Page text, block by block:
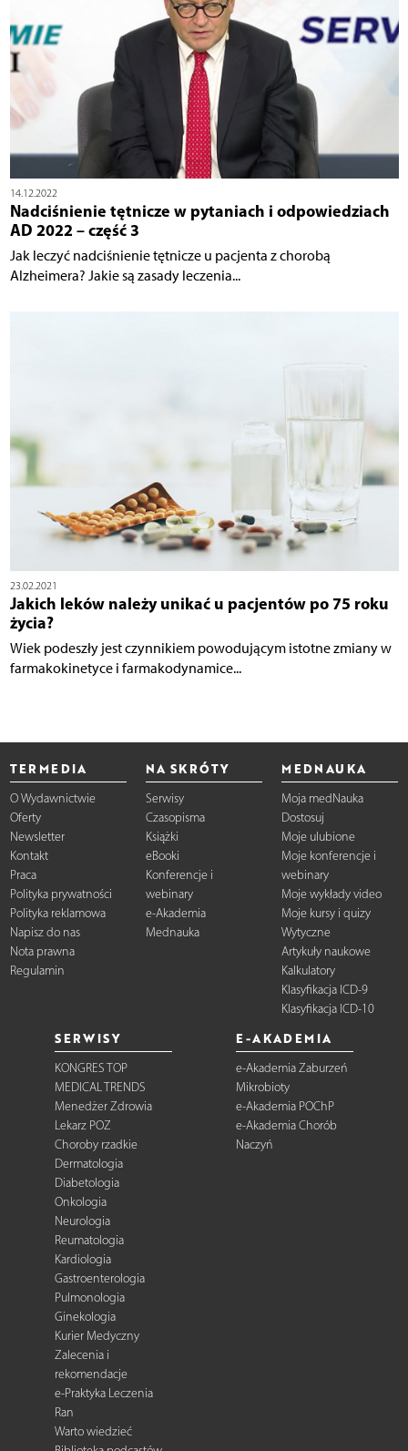
14.12.2022
Nadciśnienie tętnicze w pytaniach i odpowiedziach
AD 2022 – część 3
Jak leczyć nadciśnienie tętnicze u pacjenta z chorobą
Alzheimera? Jakie są zasady leczenia...
23.02.2021
Jakich leków należy unikać u pacjentów po 75 roku
życia?
Wiek podeszły jest czynnikiem powodującym istotne zmiany w
farmakokinetyce i farmakodynamice...
TERMEDIA
O Wydawnictwie
Oferty
Newsletter
Kontakt
Praca
Polityka prywatności
Polityka reklamowa
Napisz do nas
Nota prawna
Regulamin
NA SKRÓTY
Serwisy
Czasopisma
Książki
eBooki
Konferencje i
webinary
e-Akademia
Mednauka
MEDNAUKA
Moja medNauka
Dostosuj
Moje ulubione
Moje konferencje i
webinary
Moje wykłady video
Moje kursy i quizy
Wytyczne
Artykuły naukowe
Kalkulatory
Klasyfikacja ICD-9
Klasyfikacja ICD-10
SERWISY
KONGRES TOP
MEDICAL TRENDS
Menedżer Zdrowia
Lekarz POZ
Choroby rzadkie
Dermatologia
Diabetologia
Onkologia
Neurologia
Reumatologia
Kardiologia
Gastroenterologia
Pulmonologia
Ginekologia
Kurier Medyczny
Zalecenia i
rekomendacje
e-Praktyka Leczenia
Ran
Warto wiedzieć
E-AKADEMIA
e-Akademia Zaburzeń
Mikrobioty
e-Akademia POChP
e-Akademia Chorób
Naczyń